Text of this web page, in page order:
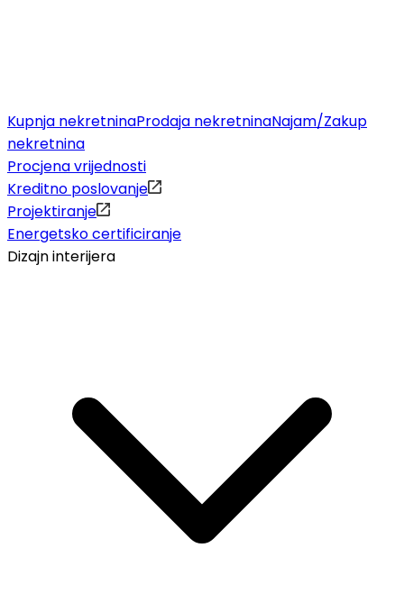
Kupnja nekretninaProdaja nekretninaNajam/Zakup
nekretnina
Procjena vrijednosti
Kreditno poslovanje
Projektiranje
Energetsko certificiranje
Dizajn interijera